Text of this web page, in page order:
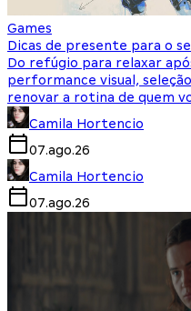
Games
Dicas de presente para o
Do refúgio para relaxar
performance visual,
renovar a rotina de quem
Camila Hortencio
07.ago.26
Camila Hortencio
07.ago.26